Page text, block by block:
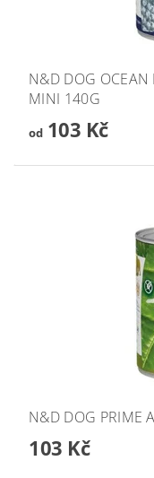
N&D DOG OCEAN
MINI 140G
od103 Kč
N&D DOG PRIME
103 Kč